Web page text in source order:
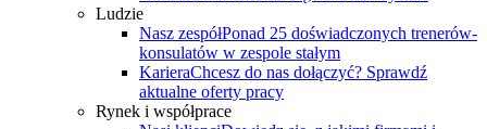
Ludzie
Nasz zespółPonad 25 doświadczonych trenerów-
konsulatów w zespole stałym
KarieraChcesz do nas dołączyć? Sprawdź
aktualne oferty pracy
Rynek i współprace